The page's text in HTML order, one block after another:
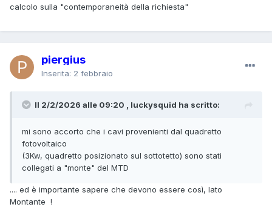
calcolo sulla "contemporaneità della richiesta"
piergius
Inserita: 2 febbraio
Il 2/2/2026 alle 09:20 , luckysquid ha scritto:
mi sono accorto che i cavi provenienti dal quadretto
fotovoltaico
(3Kw, quadretto posizionato sul sottotetto) sono stati
collegati a "monte" del MTD
.... ed è importante sapere che devono essere così, lato
Montante !